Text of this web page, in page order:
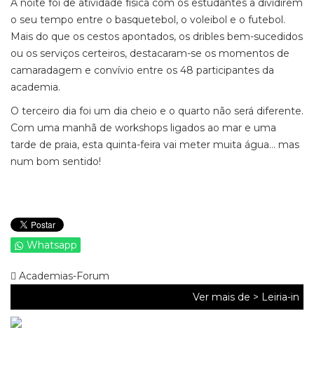
A noite foi de atividade física com os estudantes a dividirem
o seu tempo entre o basquetebol, o voleibol e o futebol.
Mais do que os cestos apontados, os dribles bem-sucedidos
ou os serviços certeiros, destacaram-se os momentos de
camaradagem e convívio entre os 48 participantes da
academia.
O terceiro dia foi um dia cheio e o quarto não será diferente.
Com uma manhã de workshops ligados ao mar e uma
tarde de praia, esta quinta-feira vai meter muita água… mas
num bom sentido!
Whatsapp
Academias-Forum
Ver mais de > Leiria-in